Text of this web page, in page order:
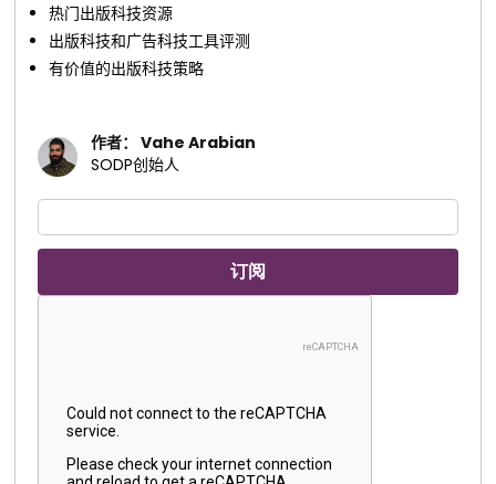
热门出版科技资源
出版科技和广告科技工具评测
有价值的出版科技策略
作者： Vahe Arabian
SODP创始人